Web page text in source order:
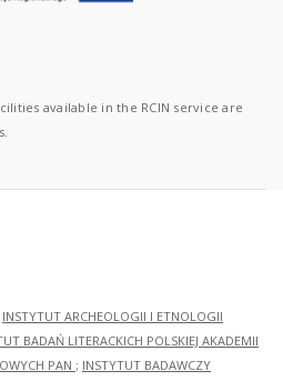
available in the RCIN service are
INSTYTUT ARCHEOLOGII I ETNOLOGII
BADAŃ LITERACKICH POLSKIEJ AKADEMII
PAN ; INSTYTUT BADAWCZY